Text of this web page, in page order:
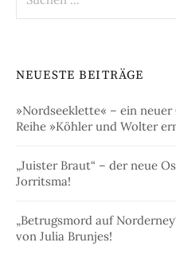
nach:
NEUESTE BEITRÄGE
»Nordseeklette« – ein
Reihe »Köhler und Wolter
„Juister Braut“ – der neue
Jorritsma!
„Betrugsmord auf
von Julia Brunjes!